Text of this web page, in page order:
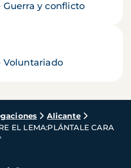
y conflicto
Voluntariado
Alicante
EL LEMA:PLÁNTALE CARA